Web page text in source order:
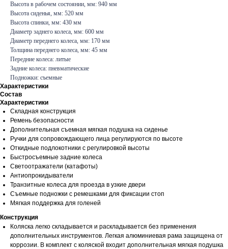
Высота в рабочем состоянии, мм: 940 мм
Высота сиденья, мм: 520 мм
Высота спинки, мм: 430 мм
Диаметр заднего колеса, мм: 600 мм
Диаметр переднего колеса, мм: 170 мм
Толщина переднего колеса, мм: 45 мм
Передние колеса: литые
Задние колеса: пневматические
Подножки: съемные
Характеристики
Состав
Характеристики
Складная конструкция
Ремень безопасности
Дополнительная съемная мягкая подушка на сиденье
Ручки для сопровождающего лица регулируются по высоте
Откидные подлокотники с регулировкой высоты
Быстросъемные задние колеса
Светоотражатели (катафоты)
Антиопрокидыватели
Транзитные колеса для проезда в узкие двери
Съемные подножки с ремешками для фиксации стоп
Мягкая поддержка для голеней
Конструкция
Коляска легко складывается и раскладывается без применения
дополнительных инструментов. Легкая алюминиевая рама защищена от
коррозии. В комплект с коляской входит дополнительная мягкая подушка